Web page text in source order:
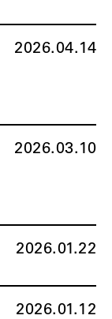
2026.04.14
2026.03.10
2026.01.22
2026.01.12